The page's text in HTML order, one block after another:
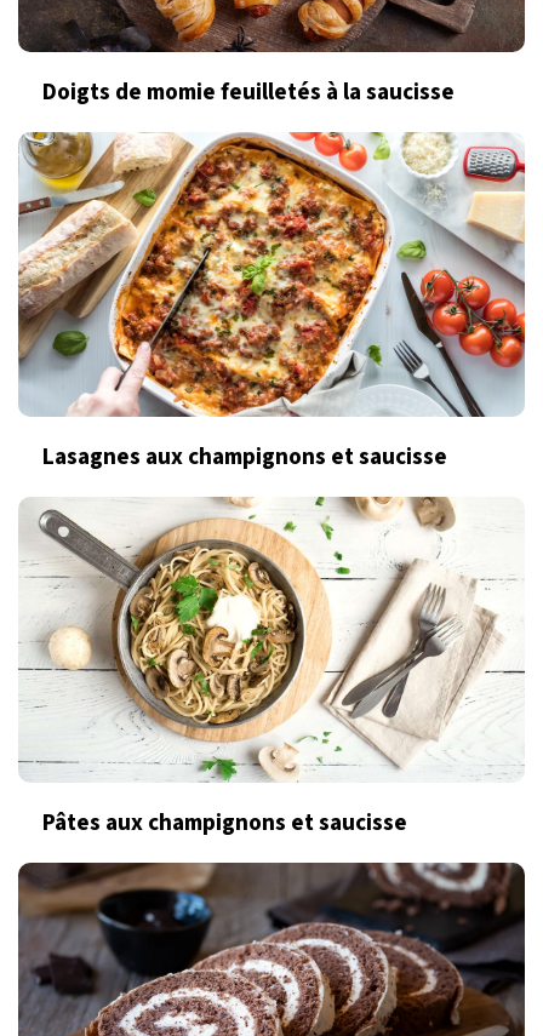
Doigts de momie feuilletés à la saucisse
Lasagnes aux champignons et saucisse
Pâtes aux champignons et saucisse